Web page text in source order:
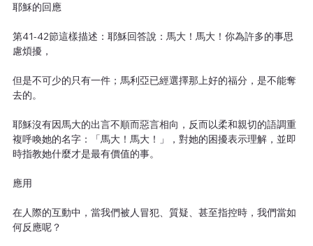
耶穌的回應
第41-42節這樣描述：耶穌回答說：馬大！馬大！你為許多的事思
慮煩擾，
但是不可少的只有一件；馬利亞已經選擇那上好的福分，是不能奪
去的。
耶穌沒有因馬大的出言不順而惡言相向，反而以柔和親切的語調重
複呼喚她的名字：「馬大！馬大！」，對她的困擾表示理解，並即
時指教她什麼才是最有價值的事。
應用
在人際的互動中，當我們被人冒犯、質疑、甚至指控時，我們當如
何反應呢？